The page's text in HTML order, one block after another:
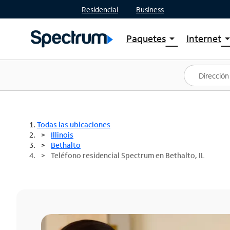
Residencial Business
Paquetesarrow_drop_down
Ver paquetes
Spectrum One
Mejores ofertas
Internetarrow_drop_down
Planes
Todas las ubicaciones
Illinois
Bethalto
Teléfono residencial Spectrum en Bethalto, IL